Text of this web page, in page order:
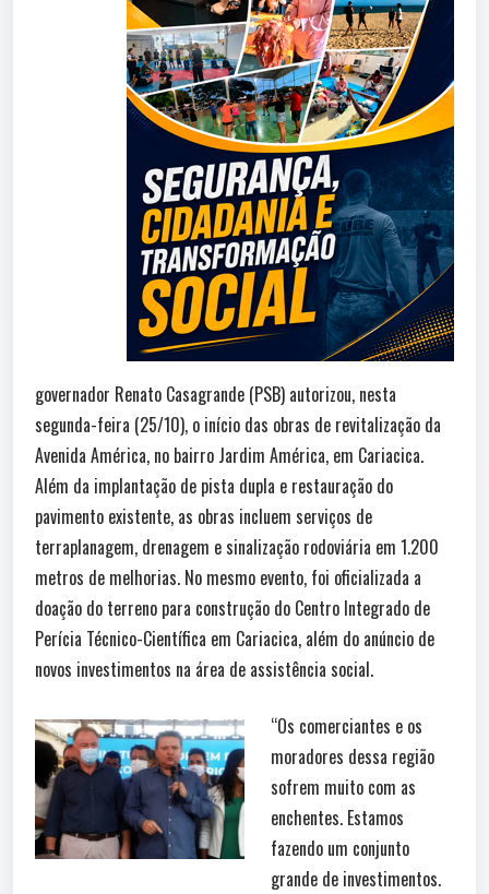
governador Renato Casagrande (PSB) autorizou, nesta
segunda-feira (25/10), o início das obras de revitalização da
Avenida América, no bairro Jardim América, em Cariacica.
Além da implantação de pista dupla e restauração do
pavimento existente, as obras incluem serviços de
terraplanagem, drenagem e sinalização rodoviária em 1.200
metros de melhorias. No mesmo evento, foi oficializada a
doação do terreno para construção do Centro Integrado de
Perícia Técnico-Científica em Cariacica, além do anúncio de
novos investimentos na área de assistência social.
“Os comerciantes e os
moradores dessa região
sofrem muito com as
enchentes. Estamos
fazendo um conjunto
grande de investimentos.